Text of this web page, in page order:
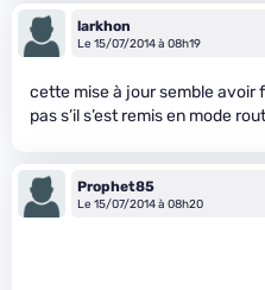
larkhon
Le 15/07/2014 à 08h19
cette mise à jour semble avoir
pas s’il s’est remis en mode
Prophet85
Le 15/07/2014 à 08h20